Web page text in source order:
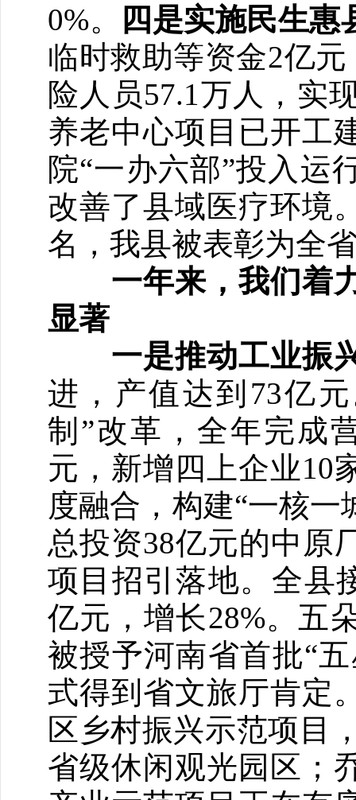
0%。
四是实施民生惠
临时救助等资金2亿
险人员57.1万人，实
养老中心项目已开工
院“一办六部”投入运
改善了县域医疗环境
名，我县被表彰为全
一年来，我们着
显著
一是推动工业振
进，产值达到73亿
制”改革，全年完成
元，新增四上企业10
度融合，构建“一核
总投资38亿元的中原
项目招引落地。全县
亿元，增长28%。五
被授予河南省首批“
式得到省文旅厅肯定
区乡村振兴示范项目
省级休闲观光园区；